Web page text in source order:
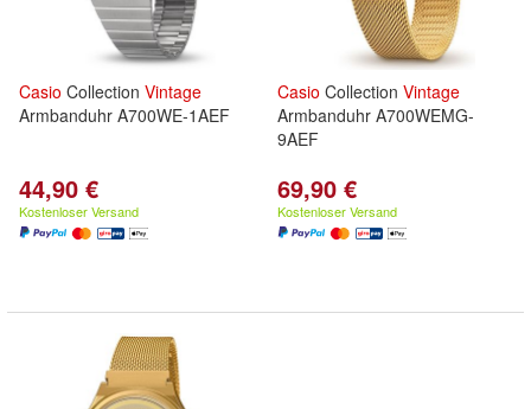
Casio Collection Vintage
Armbanduhr A700WE-1AEF
44,90 €
Kostenloser Versand
Casio Collection Vintage
Armbanduhr A700WEMG-
9AEF
69,90 €
Kostenloser Versand